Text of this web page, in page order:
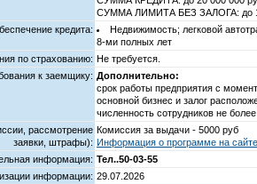
СУММА ЛИМИТА БЕЗ ЗАЛОГА: до
кредита:
Недвижимость; легковой
8-ми полных лет
по страхованию: Не требуется.
к заемщику: Дополнительно:
срок работы предприятия с
основной бизнес и залог
численность сотрудников не
рассмотрение
заявки, штрафы):
Комиссия за выдачи - 5000 руб
Информация о программе на
информация: Тел..50-03-55
информации: 29.07.2026